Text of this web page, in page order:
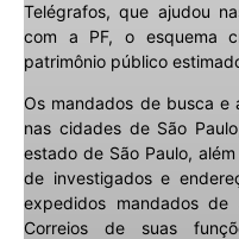
Telégrafos, que ajudou
com a PF, o esquema
patrimônio público
Os mandados de busca e
nas cidades de São
estado de São Paulo,
de investigados e
expedidos mandados de
Correios de suas